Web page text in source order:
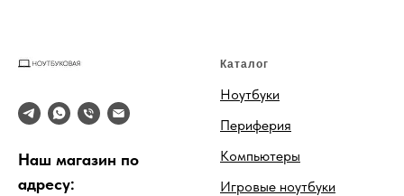
Наш магазин по
адресу:
Каталог
Ноутбуки
Периферия
Компьютеры
Игровые ноутбуки